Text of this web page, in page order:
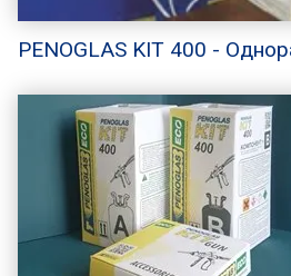
PENOGLAS KIT 400 -